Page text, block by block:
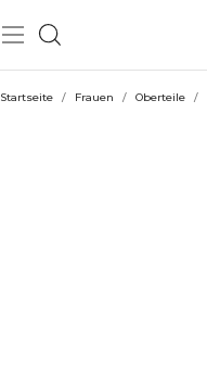
Startseite / Frauen / Oberteile /